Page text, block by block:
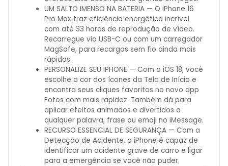
UM SALTO IMENSO NA BATERIA — O iPhone 16
Pro Max traz eficiência energética incrível
com até 33 horas de reprodução de vídeo.
Recarregue via USB-C ou com um carregador
MagSafe, para recargas sem fio ainda mais
rápidas.
PERSONALIZE SEU IPHONE — Com o iOS 18, você
escolhe a cor dos ícones da Tela de Início e
encontra seus cliques favoritos no novo app
Fotos com mais rapidez. Também dá para
aplicar efeitos animados e divertidos a
qualquer palavra, frase ou emoji no iMessage.
RECURSO ESSENCIAL DE SEGURANÇA — Com a
Detecção de Acidente, o iPhone é capaz de
identificar um acidente grave de carro e ligar
para a emergência se você não puder.